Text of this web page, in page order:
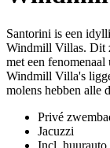
Santorini is een
Windmill Villas. Dit
met een
Windmill Villa's
molens hebben alle
Privé
Jacuzzi
Incl. huurauto